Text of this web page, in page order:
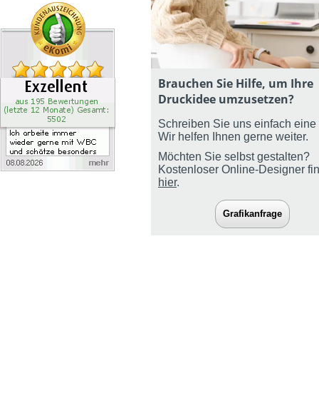
Brauchen Sie Hilfe, um Ihre
Druckidee umzusetzen?
Schreiben Sie uns einfach eine
Wir helfen Ihnen gerne weiter.
Möchten Sie selbst gestalten?
Kostenloser Online-Designer
hier.
Grafikanfrage